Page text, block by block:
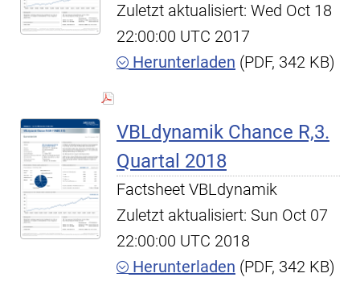
Zuletzt aktualisiert: Wed Oct 18
22:00:00 UTC 2017
Herunterladen (PDF, 342 KB)
VBLdynamik Chance R,3.
Quartal 2018
Factsheet VBLdynamik
Zuletzt aktualisiert: Sun Oct 07
22:00:00 UTC 2018
Herunterladen (PDF, 342 KB)